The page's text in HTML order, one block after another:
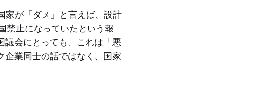
家が「ダメ」と言えば、設計
禁止になっていたという報
議会にとっても、これは「悪
企業同士の話ではなく、国家